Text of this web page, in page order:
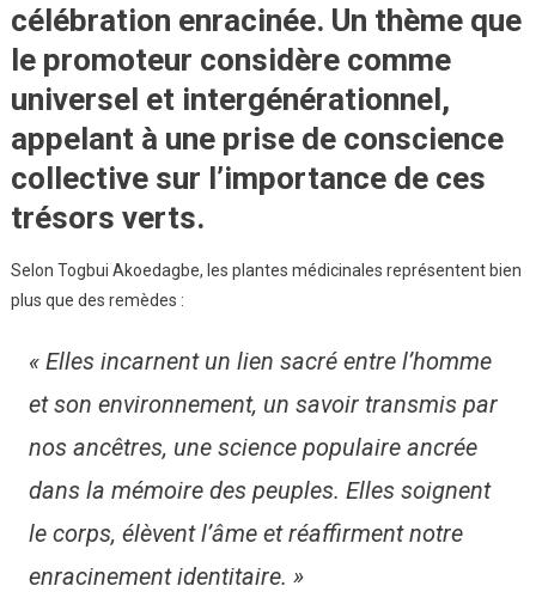
célébration enracinée. Un thème que
le promoteur considère comme
universel et intergénérationnel,
appelant à une prise de conscience
collectivesur l’importance de ces
trésors verts.
Selon Togbui Akoedagbe, les plantes médicinales représentent bien
plus que des remèdes :
« Elles incarnent un lien sacré entre l’homme
et son environnement, un savoir transmis par
nos ancêtres, une science populaire ancrée
dans la mémoire des peuples. Elles soignent
le corps, élèvent l’âme et réaffirment notre
enracinement identitaire. »